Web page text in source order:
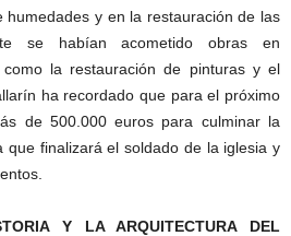
humedades y en la restauración de las
se habían acometido obras en
la restauración de pinturas y el
ha recordado que para el próximo
de 500.000 euros para culminar la
que finalizará el soldado de la iglesia y
Y LA ARQUITECTURA DEL